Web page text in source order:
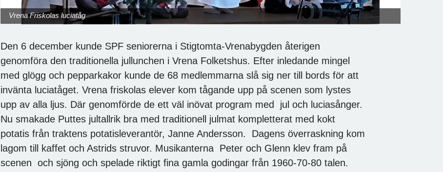
Vrena Friskolas luciatåg
Den 6 december kunde SPF seniorerna i Stigtomta-Vrenabygden återigen
genomföra den traditionella jullunchen i Vrena Folketshus. Efter inledande mingel
med glögg och pepparkakor kunde de 68 medlemmarna slå sig ner till bords för att
invänta luciatåget. Vrena friskolas elever kom tågande upp på scenen som lystes
upp av alla ljus. Där genomförde de ett väl inövat program med jul och luciasånger.
Nu smakade Puttes jultallrik bra med traditionell julmat kompletterat med kokt
potatis från traktens potatisleverantör, Janne Andersson. Dagens överraskning kom
lagom till kaffet och Astrids struvor. Musikanterna Peter och Glenn klev fram på
scenen och sjöng och spelade riktigt fina gamla godingar från 1960-70-80 talen.